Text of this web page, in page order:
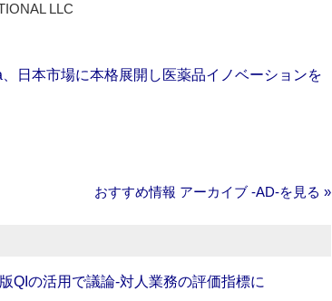
LLC
日本市場に本格展開し医薬品イノベーションを
おすすめ情報 アーカイブ ‐AD‐を見る »
QIの活用で議論‐対人業務の評価指標に